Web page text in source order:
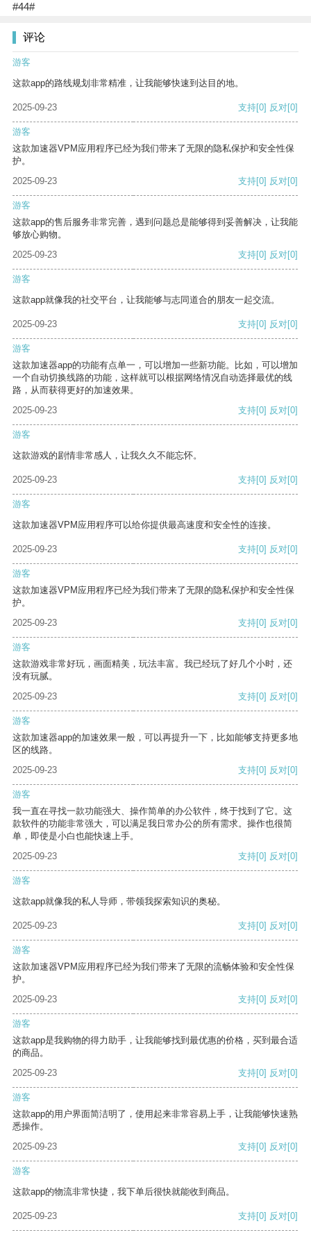
#44#
评论
游客
这款app的路线规划非常精准，让我能够快速到达目的地。
2025-09-23 支持[0] 反对[0]
游客
这款加速器VPM应用程序已经为我们带来了无限的隐私保护和安全性保
护。
2025-09-23
支持[0] 反对[0]
游客
这款app的售后服务非常完善，遇到问题总是能够得到妥善解决，让我能
够放心购物。
2025-09-23
支持[0] 反对[0]
游客
这款app就像我的社交平台，让我能够与志同道合的朋友一起交流。
2025-09-23 支持[0] 反对[0]
游客
这款加速器app的功能有点单一，可以增加一些新功能。比如，可以增加
一个自动切换线路的功能，这样就可以根据网络情况自动选择最优的线
路，从而获得更好的加速效果。
2025-09-23
支持[0] 反对[0]
游客
这款游戏的剧情非常感人，让我久久不能忘怀。
2025-09-23 支持[0] 反对[0]
游客
这款加速器VPM应用程序可以给你提供最高速度和安全性的连接。
2025-09-23 支持[0] 反对[0]
游客
这款加速器VPM应用程序已经为我们带来了无限的隐私保护和安全性保
护。
2025-09-23
支持[0] 反对[0]
游客
这款游戏非常好玩，画面精美，玩法丰富。我已经玩了好几个小时，还
没有玩腻。
2025-09-23
支持[0] 反对[0]
游客
这款加速器app的加速效果一般，可以再提升一下，比如能够支持更多地
区的线路。
2025-09-23
支持[0] 反对[0]
游客
我一直在寻找一款功能强大、操作简单的办公软件，终于找到了它。这
款软件的功能非常强大，可以满足我日常办公的所有需求。操作也很简
单，即使是小白也能快速上手。
2025-09-23
支持[0] 反对[0]
游客
这款app就像我的私人导师，带领我探索知识的奥秘。
2025-09-23 支持[0] 反对[0]
游客
这款加速器VPM应用程序已经为我们带来了无限的流畅体验和安全性保
护。
2025-09-23
支持[0] 反对[0]
游客
这款app是我购物的得力助手，让我能够找到最优惠的价格，买到最合适
的商品。
2025-09-23
支持[0] 反对[0]
游客
这款app的用户界面简洁明了，使用起来非常容易上手，让我能够快速熟
悉操作。
2025-09-23
支持[0] 反对[0]
游客
这款app的物流非常快捷，我下单后很快就能收到商品。
2025-09-23 支持[0] 反对[0]